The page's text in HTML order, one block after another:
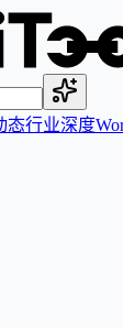
态行业深度